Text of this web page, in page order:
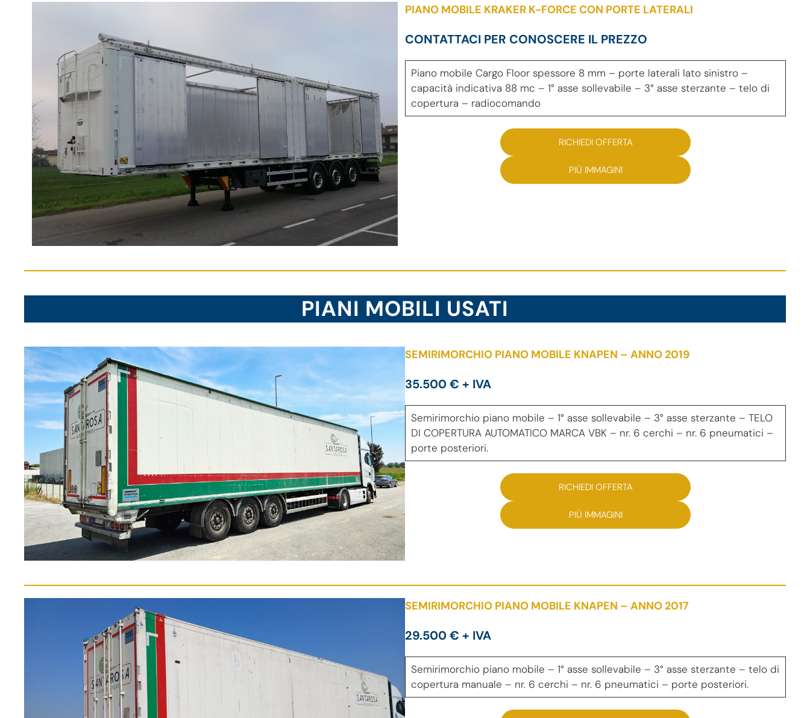
PIANO MOBILE KRAKER K-FORCE CON PORTE LATERALI
CONTATTACI PER CONOSCERE IL PREZZO
Piano mobile Cargo Floor spessore 8 mm – porte laterali lato sinistro –
capacità indicativa 88 mc – 1° asse sollevabile – 3° asse sterzante – telo di
copertura – radiocomando
RICHIEDI OFFERTA
PIÙ IMMAGINI
PIANI MOBILI USATI
SEMIRIMORCHIO PIANO MOBILE KNAPEN – ANNO 2019
35.500 € + IVA
Semirimorchio piano mobile – 1° asse sollevabile – 3° asse sterzante – TELO
DI COPERTURA AUTOMATICO MARCA VBK – nr. 6 cerchi – nr. 6 pneumatici –
porte posteriori.
RICHIEDI OFFERTA
PIÙ IMMAGINI
SEMIRIMORCHIO PIANO MOBILE KNAPEN – ANNO 2017
29.500 € + IVA
Semirimorchio piano mobile – 1° asse sollevabile – 3° asse sterzante – telo di
copertura manuale – nr. 6 cerchi – nr. 6 pneumatici – porte posteriori.